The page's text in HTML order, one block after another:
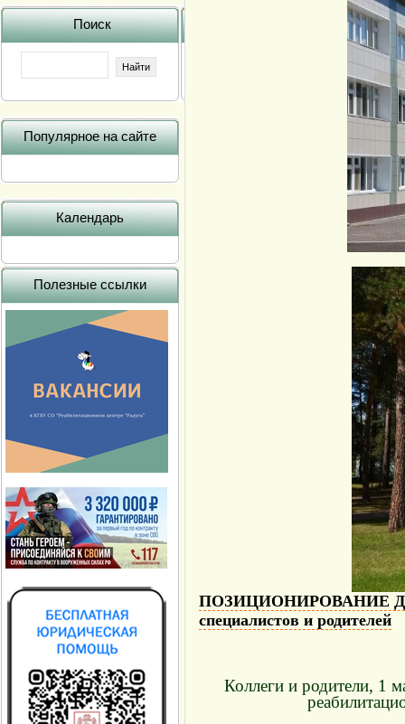
Поиск
Популярное на сайте
Календарь
Полезные ссылки
ПОЗИЦИОНИРОВАНИЕ
специалистов и родителей
Коллеги и родители, 1